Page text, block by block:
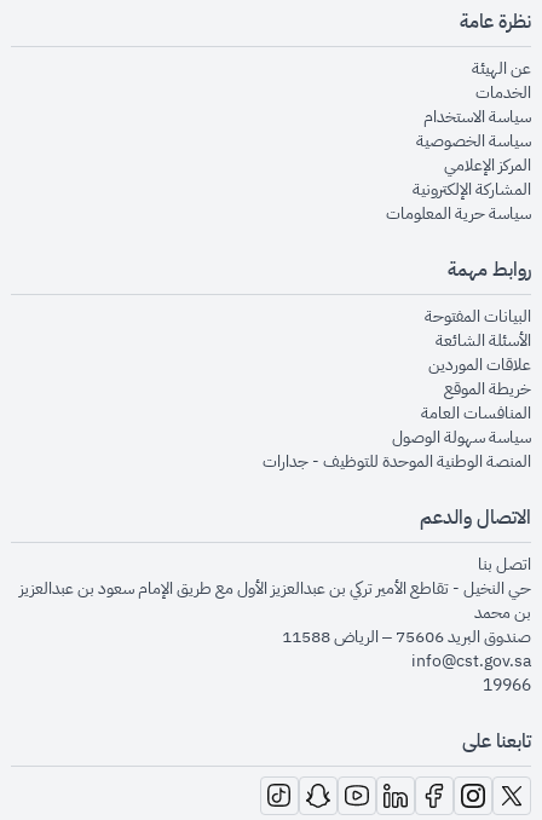
نظرة عامة
عن الهيئةopens in new window
الخدماتopens in new window
سياسة الاستخدام
سياسة الخصوصيةopens in new window
المركز الإعلاميopens in new window
المشاركة الإلكترونيةopens in new window
سياسة حرية المعلوماتopens in new window
روابط مهمة
البيانات المفتوحةopens in new window
الأسئلة الشائعةopens in new window
علاقات الموردينopens in new window
خريطة الموقعopens in new window
المنافسات العامةopens in new window
سياسة سهولة الوصولopens in new window
المنصة الوطنية الموحدة للتوظيف - جداراتopens in new window
الاتصال والدعم
اتصل بنا
حي النخيل - تقاطع الأمير تركي بن عبدالعزيز الأول مع طريق الإمام سعود بن عبدالعزيز
بن محمد
صندوق البريد 75606 – الرياض 11588
info@cst.gov.sa
19966
تابعنا على
opens in new window
opens in new window
opens in new window
opens in new window
opens in new window
opens in new window
opens in new window